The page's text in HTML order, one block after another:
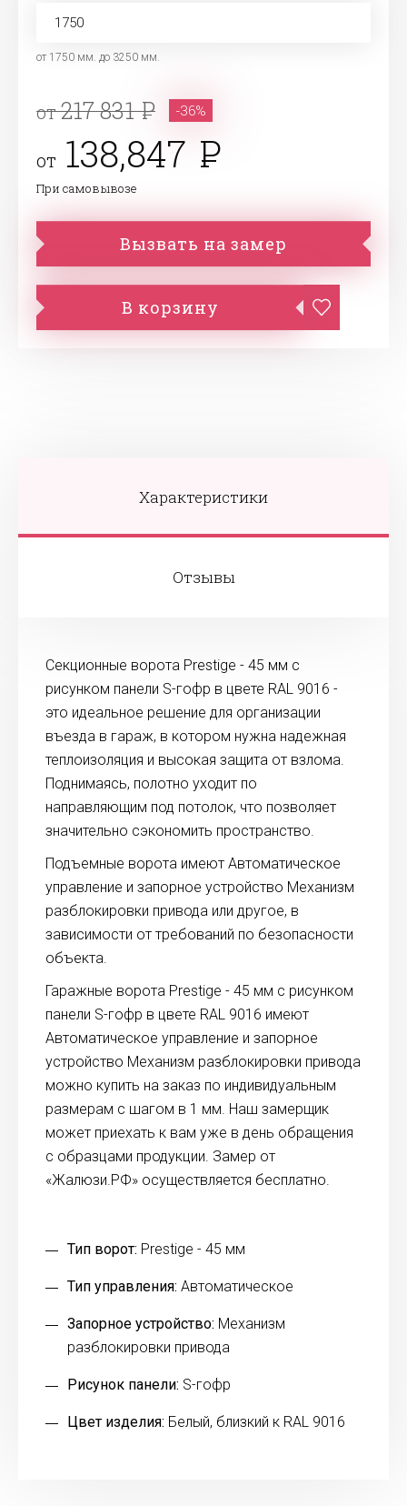
от 1750 мм. до 3250 мм.
от217 831 -36%
от 138,847
При самовывозе
Вызвать на замер
В корзину
Характеристики
Отзывы
Секционные ворота Prestige - 45 мм с
рисунком панели S-гофр в цвете RAL 9016 -
это идеальное решение для организации
въезда в гараж, в котором нужна надежная
теплоизоляция и высокая защита от взлома.
Поднимаясь, полотно уходит по
направляющим под потолок, что позволяет
значительно сэкономить пространство.
Подъемные ворота имеют Автоматическое
управление и запорное устройство Механизм
разблокировки привода или другое, в
зависимости от требований по безопасности
объекта.
Гаражные ворота Prestige - 45 мм с рисунком
панели S-гофр в цвете RAL 9016 имеют
Автоматическое управление и запорное
устройство Механизм разблокировки привода
можно купить на заказ по индивидуальным
размерам с шагом в 1 мм. Наш замерщик
может приехать к вам уже в день обращения
с образцами продукции. Замер от
«Жалюзи.РФ» осуществляется бесплатно.
Тип ворот: Prestige - 45 мм
Тип управления: Автоматическое
Запорное устройство: Механизм
разблокировки привода
Рисунок панели: S-гофр
Цвет изделия: Белый, близкий к RAL 9016